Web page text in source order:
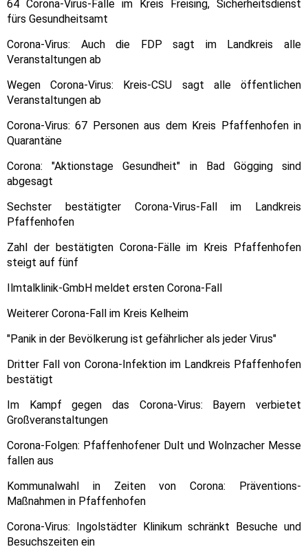
64 Corona-Virus-Fälle im Kreis Freising, Sicherheitsdienst
fürs Gesundheitsamt
Corona-Virus: Auch die FDP sagt im Landkreis alle
Veranstaltungen ab
Wegen Corona-Virus: Kreis-CSU sagt alle öffentlichen
Veranstaltungen ab
Corona-Virus: 67 Personen aus dem Kreis Pfaffenhofen in
Quarantäne
Corona: "Aktionstage Gesundheit" in Bad Gögging sind
abgesagt
Sechster bestätigter Corona-Virus-Fall im Landkreis
Pfaffenhofen
Zahl der bestätigten Corona-Fälle im Kreis Pfaffenhofen
steigt auf fünf
Ilmtalklinik-GmbH meldet ersten Corona-Fall
Weiterer Corona-Fall im Kreis Kelheim
"Panik in der Bevölkerung ist gefährlicher als jeder Virus"
Dritter Fall von Corona-Infektion im Landkreis Pfaffenhofen
bestätigt
Im Kampf gegen das Corona-Virus: Bayern verbietet
Großveranstaltungen
Corona-Folgen: Pfaffenhofener Dult und Wolnzacher Messe
fallen aus
Kommunalwahl in Zeiten von Corona: Präventions-
Maßnahmen in Pfaffenhofen
Corona-Virus: Ingolstädter Klinikum schränkt Besuche und
Besuchszeiten ein